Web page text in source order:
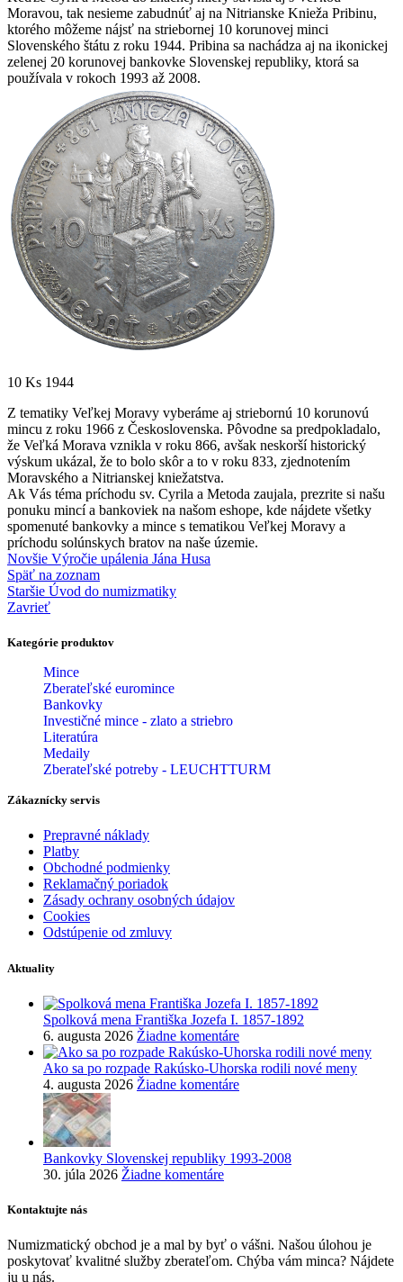
Moravou, tak nesieme zabudnúť aj na Nitrianske Knieža Pribinu,
ktorého môžeme nájsť na striebornej 10 korunovej minci
Slovenského štátu z roku 1944. Pribina sa nachádza aj na ikonickej
zelenej 20 korunovej bankovke Slovenskej republiky, ktorá sa
používala v rokoch 1993 až 2008.
10 Ks 1944
Z tematiky Veľkej Moravy vyberáme aj striebornú 10 korunovú
mincu z roku 1966 z Československa. Pôvodne sa predpokladalo,
že Veľká Morava vznikla v roku 866, avšak neskorší historický
výskum ukázal, že to bolo skôr a to v roku 833, zjednotením
Moravského a Nitrianskej kniežatstva.
Ak Vás téma príchodu sv. Cyrila a Metoda zaujala, prezrite si našu
ponuku mincí a bankoviek na našom eshope, kde nájdete všetky
spomenuté bankovky a mince s tematikou Veľkej Moravy a
príchodu solúnskych bratov na naše územie.
Novšie Výročie upálenia Jána Husa
Späť na zoznam
Staršie Úvod do numizmatiky
Zavrieť
Kategórie produktov
Mince
Zberateľské euromince
Bankovky
Investičné mince - zlato a striebro
Literatúra
Medaily
Zberateľské potreby - LEUCHTTURM
Zákaznícky servis
Prepravné náklady
Platby
Obchodné podmienky
Reklamačný poriadok
Zásady ochrany osobných údajov
Cookies
Odstúpenie od zmluvy
Aktuality
Spolková mena Františka Jozefa I. 1857-1892
6. augusta 2026 Žiadne komentáre
Ako sa po rozpade Rakúsko-Uhorska rodili nové meny
4. augusta 2026 Žiadne komentáre
Bankovky Slovenskej republiky 1993-2008
30. júla 2026 Žiadne komentáre
Kontaktujte nás
Numizmatický obchod je a mal by byť o vášni. Našou úlohou je
poskytovať kvalitné služby zberateľom. Chýba vám minca? Nájdete
ju u nás.